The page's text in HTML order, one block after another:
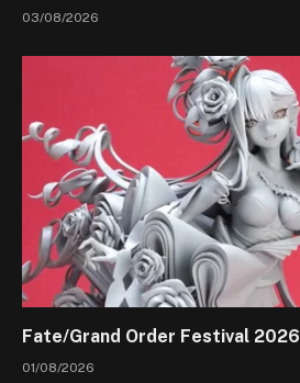
03/08/2026
Fate/Grand Order Festival 2026
01/08/2026